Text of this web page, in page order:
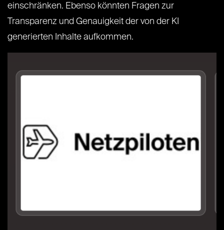
einschränken. Ebenso könnten Fragen zur
Transparenz und Genauigkeit der von der KI
generierten Inhalte aufkommen.